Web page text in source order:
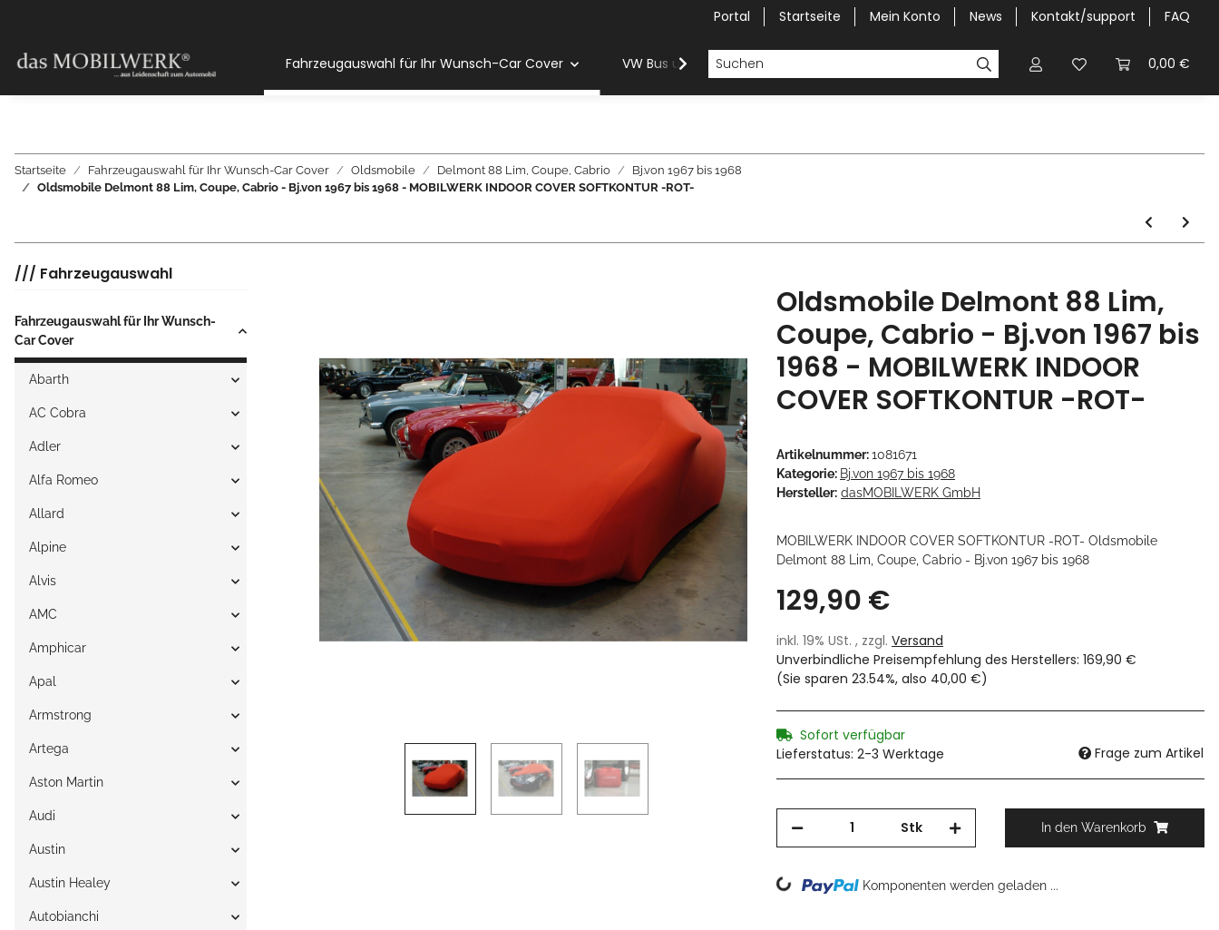
Portal Startseite Mein Konto News Kontakt/support FAQ
0,00 €
Fahrzeugauswahl für Ihr Wunsch-Car Cover VW Bus und Van Car Cover Halbgaragen / Kapuzen nach
Startseite Fahrzeugauswahl für Ihr Wunsch-Car Cover Oldsmobile Delmont 88 Lim, Coupe, Cabrio
Bj.von 1967 bis 1968
Oldsmobile Delmont 88 Lim, Coupe, Cabrio - Bj.von 1967 bis 1968 - MOBILWERK INDOOR COVER SOFTKONTUR -ROT-
Oldsmobile Delmont 88 Lim,
Coupe, Cabrio - Bj.von 1967 bis
1968 - MOBILWERK INDOOR
COVER SOFTKONTUR -ROT-
Artikelnummer:1081671
Kategorie: Bj.von 1967 bis 1968
Hersteller: dasMOBILWERK GmbH
MOBILWERK INDOOR COVER SOFTKONTUR -ROT- Oldsmobile
Delmont 88 Lim, Coupe, Cabrio - Bj.von 1967 bis 1968
129,90 €
inkl. 19% USt. , zzgl. Versand
Unverbindliche Preisempfehlung des Herstellers: 169,90 €
(Sie sparen 23.54%, also 40,00 €)
Sofort verfügbar
Lieferstatus: 2-3 Werktage
Frage zum Artikel
Stk In den Warenkorb
Loading... Komponenten werden geladen ...
/// Fahrzeugauswahl
Fahrzeugauswahl für Ihr Wunsch-
Car Cover
Abarth
AC Cobra
Adler
Alfa Romeo
Allard
Alpine
Alvis
AMC
Amphicar
Apal
Armstrong
Artega
Aston Martin
Audi
Austin
Austin Healey
Autobianchi